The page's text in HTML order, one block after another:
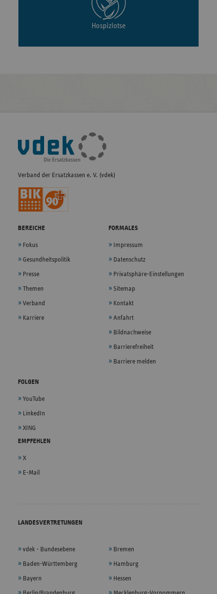
Hospizlotse
Fußleisten-
Navigation
Verband der Ersatzkassen e. V. (vdek)
BEREICHE
Fokus
Gesundheitspolitik
Presse
Themen
Verband
Karriere
FORMALES
Impressum
Datenschutz
Privatsphäre-Einstellungen
Sitemap
Kontakt
Anfahrt
Bildnachweise
Barrierefreiheit
Barriere melden
FOLGEN
YouTube
LinkedIn
XING
EMPFEHLEN
X
E-Mail
LANDESVERTRETUNGEN
vdek - Bundesebene
Baden-Württemberg
Bayern
Bremen
Hamburg
Hessen